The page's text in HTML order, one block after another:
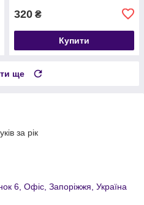
320 ₴
Купити
ще
за рік
6, Офіс, Запоріжжя, Україна